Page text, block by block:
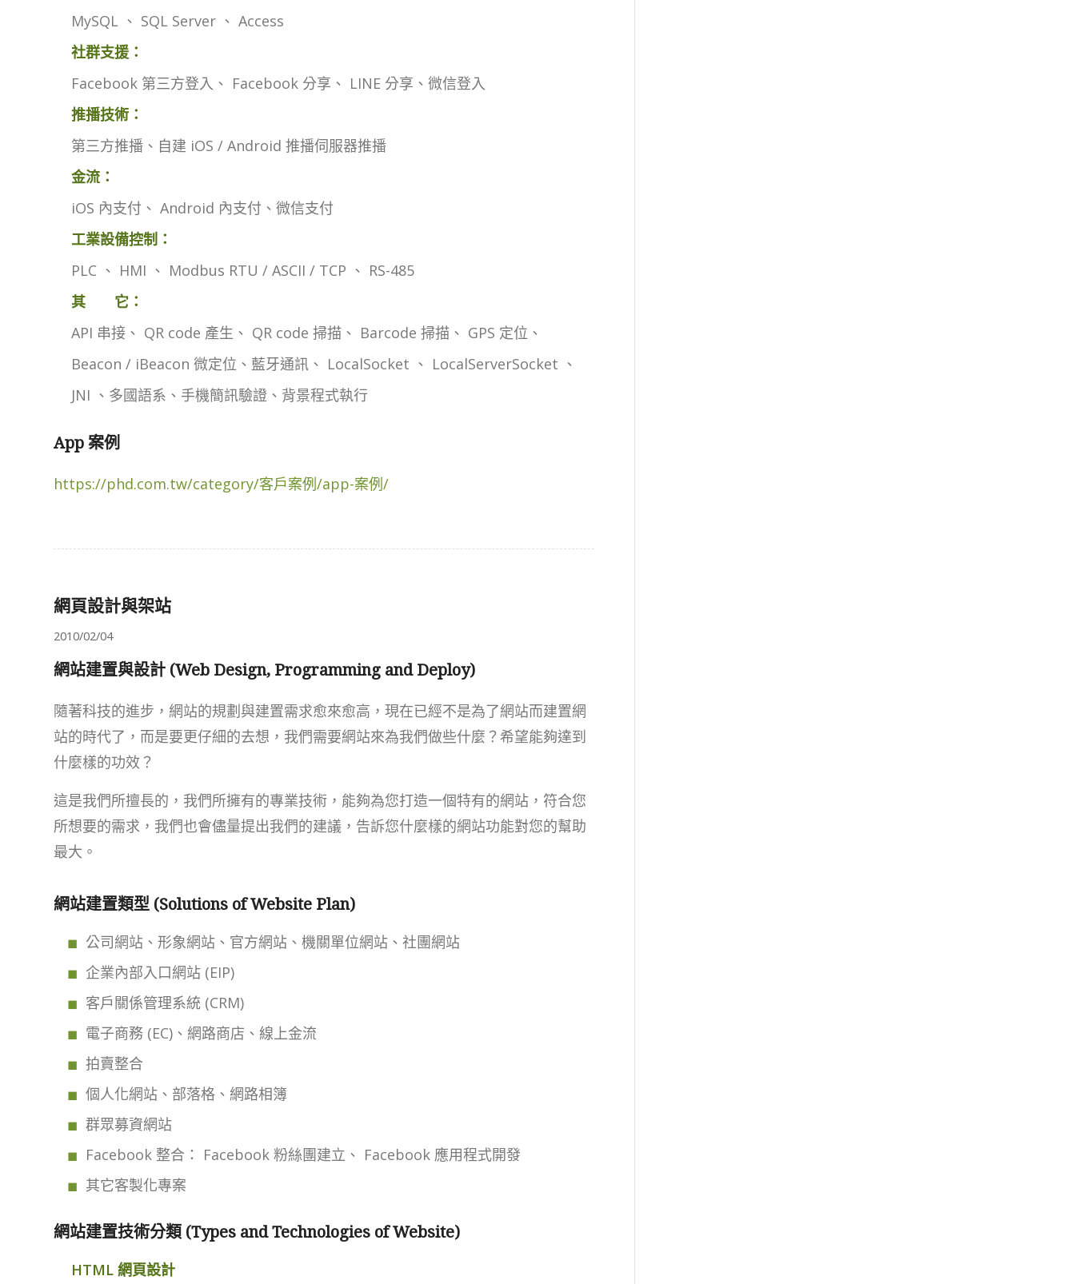
MySQL 、 SQL Server 、 Access
社群支援：
Facebook 第三方登入、 Facebook 分享、 LINE 分享、微信登入
推播技術：
第三方推播、自建 iOS / Android 推播伺服器推播
金流：
iOS 內支付、 Android 內支付、微信支付
工業設備控制：
PLC 、 HMI 、 Modbus RTU / ASCII / TCP 、 RS-485
其 它：
API 串接、 QR code 產生、 QR code 掃描、 Barcode 掃描、 GPS 定位、
Beacon / iBeacon 微定位、藍牙通訊、 LocalSocket 、 LocalServerSocket 、
JNI 、多國語系、手機簡訊驗證、背景程式執行
App 案例
https://phd.com.tw/category/客戶案例/app-案例/
網頁設計與架站
2010/02/04
網站建置與設計 (Web Design, Programming and Deploy)
隨著科技的進步，網站的規劃與建置需求愈來愈高，現在已經不是為了網站而建置網
站的時代了，而是要更仔細的去想，我們需要網站來為我們做些什麼？希望能夠達到
什麼樣的功效？
這是我們所擅長的，我們所擁有的專業技術，能夠為您打造一個特有的網站，符合您
所想要的需求，我們也會儘量提出我們的建議，告訴您什麼樣的網站功能對您的幫助
最大。
網站建置類型 (Solutions of Website Plan)
公司網站、形象網站、官方網站、機關單位網站、社團網站
企業內部入口網站 (EIP)
客戶關係管理系統 (CRM)
電子商務 (EC)、網路商店、線上金流
拍賣整合
個人化網站、部落格、網路相簿
群眾募資網站
Facebook 整合： Facebook 粉絲團建立、 Facebook 應用程式開發
其它客製化專案
網站建置技術分類 (Types and Technologies of Website)
HTML 網頁設計